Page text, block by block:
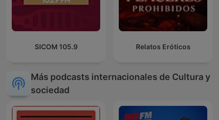
SICOM 105.9 Relatos Eróticos
Más podcasts internacionales de Cultura y
sociedad